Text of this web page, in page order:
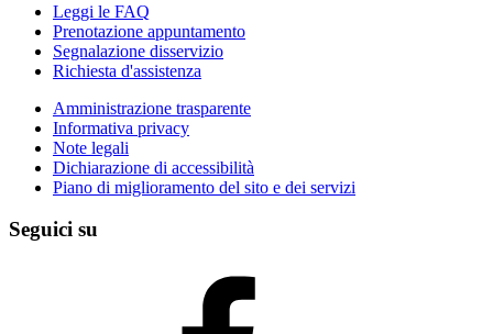
Leggi le FAQ
Prenotazione appuntamento
Segnalazione disservizio
Richiesta d'assistenza
Amministrazione trasparente
Informativa privacy
Note legali
Dichiarazione di accessibilità
Piano di miglioramento del sito e dei servizi
Seguici su